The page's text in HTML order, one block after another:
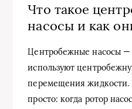
Что такое
насосы и как
Центробежные насосы —
используют
перемещения жидкости.
просто: когда ротор